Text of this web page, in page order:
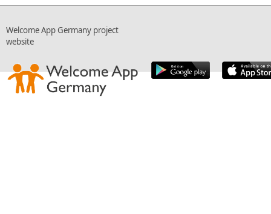
Welcome App Germany project
website